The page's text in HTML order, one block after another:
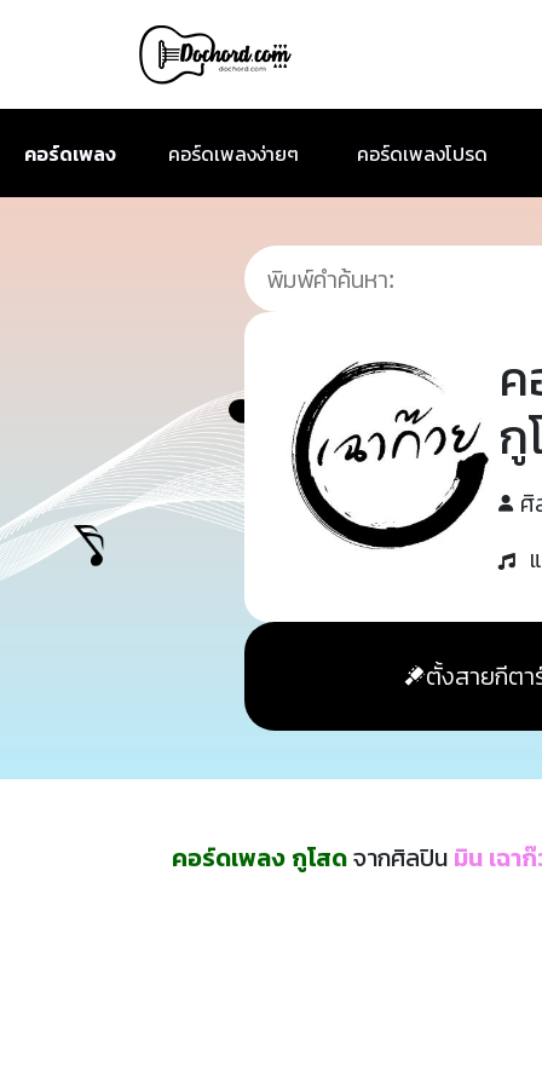
คอร์ดเพลง คอร์ดเพลงง่ายๆ คอร์ดเพลงโปรด
กู
ศิ
ตั้งสายกีตา
คอร์ดเพลง กูโสดจากศิลปิน มิน เฉา